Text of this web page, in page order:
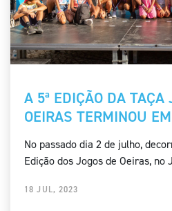
A 5ª EDIÇÃO DA TAÇA
OEIRAS TERMINOU
No passado dia 2 de julho,
Edição dos Jogos de Oeiras, no
18 JUL, 2023